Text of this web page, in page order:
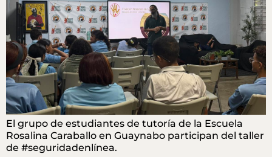
El grupo de estudiantes de tutoría de la Escuela
Rosalina Caraballo en Guaynabo participan del taller
de #seguridadenlínea.